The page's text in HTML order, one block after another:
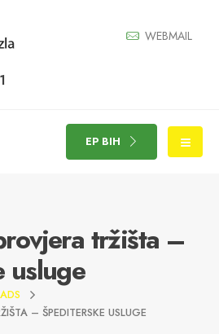
WEBMAIL
EP BIH
tržišta –
usluge
– ŠPEDITERSKE USLUGE